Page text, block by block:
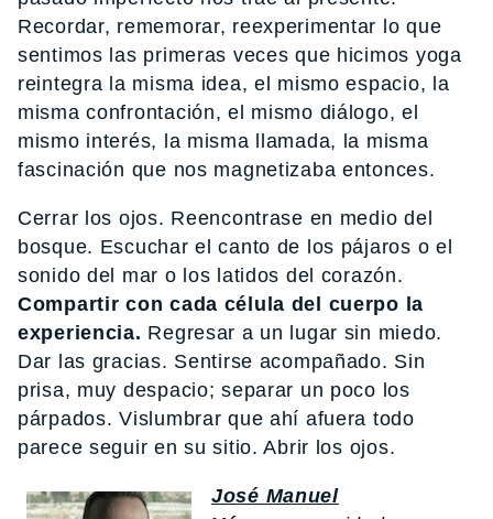
Recordar, rememorar, reexperimentar lo que
sentimos las primeras veces que hicimos yoga
reintegra la misma idea, el mismo espacio, la
misma confrontación, el mismo diálogo, el
mismo interés, la misma llamada, la misma
fascinación que nos magnetizaba entonces.
Cerrar los ojos. Reencontrase en medio del
bosque. Escuchar el canto de los pájaros o el
sonido del mar o los latidos del corazón.
Compartir con cada célula del cuerpo la
experiencia. Regresar a un lugar sin miedo.
Dar las gracias. Sentirse acompañado. Sin
prisa, muy despacio; separar un poco los
párpados. Vislumbrar que ahí afuera todo
parece seguir en su sitio. Abrir los ojos.
José Manuel